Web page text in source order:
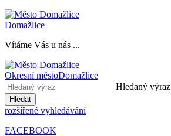
Domažlice
Vítáme Vás u nás ...
Okresní městoDomažlice
Hledaný výraz
Hledat
rozšířené vyhledávání
FACEBOOK